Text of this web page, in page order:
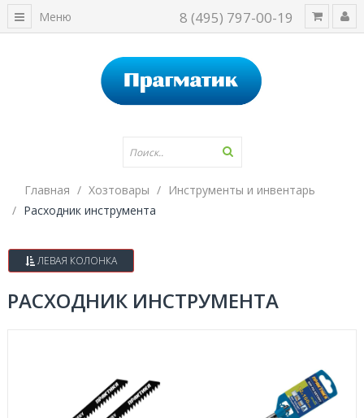
8 (495) 797-00-19
Меню
Главная Хозтовары
Инструменты и инвентарь
Расходник инструмента
ЛЕВАЯ КОЛОНКА
РАСХОДНИК ИНСТРУМЕНТА